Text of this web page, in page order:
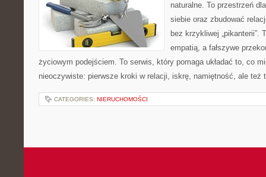
naturalne. To przestrzeń
siebie oraz zbudować
bez krzykliwej „pikanterii”.
empatią, a fałszywe
życiowym podejściem. To serwis, który pomaga układać to, co
nieoczywiste: pierwsze kroki w relacji, iskrę, namiętność, ale
CATEGORIES: NIERUCHOMOŚCI